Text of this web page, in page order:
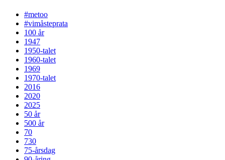
#metoo
#vimåsteprata
100 år
1947
1950-talet
1960-talet
1969
1970-talet
2016
2020
2025
50 år
500 år
70
730
75-årsdag